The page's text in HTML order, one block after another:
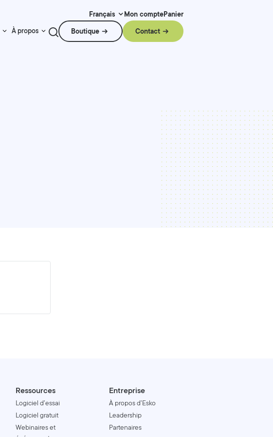
Français Mon comptePanier
À propos Boutique Contact
Ressources
Logiciel d’essai
Logiciel gratuit
Webinaires et
Entreprise
À propos d’Esko
Leadership
Partenaires